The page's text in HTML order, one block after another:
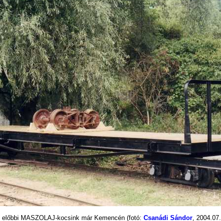
előbbi MASZOLAJ-kocsink már Kemencén (fotó: Csanádi Sándor,